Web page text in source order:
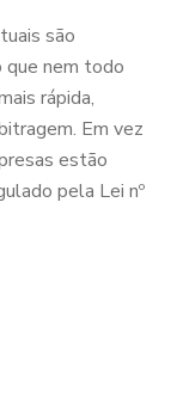
são
que nem todo
rápida,
Em vez
estão
pela Lei nº